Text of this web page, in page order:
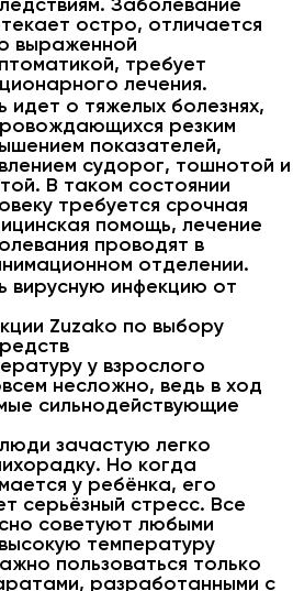
остро, отличается
выраженной
требует
лечения.
идет о тяжелых болезнях,
резким
показателей,
судорог, тошнотой и
В таком состоянии
требуется срочная
помощь, лечение
проводят в
отделении.
вирусную инфекцию от
Zuzako по выбору
у взрослого
несложно, ведь в ход
сильнодействующие
зачастую легко
Но когда
у ребёнка, его
серьёзный стресс. Все
советуют любыми
температуру
пользоваться только
разработанными с